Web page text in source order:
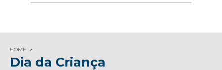
HOME
Dia da Criança